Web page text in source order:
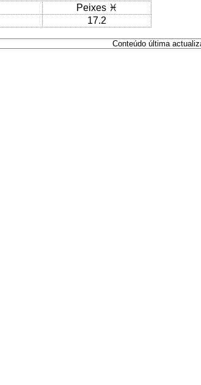
Peixes ♓
17.2
Conteúdo última